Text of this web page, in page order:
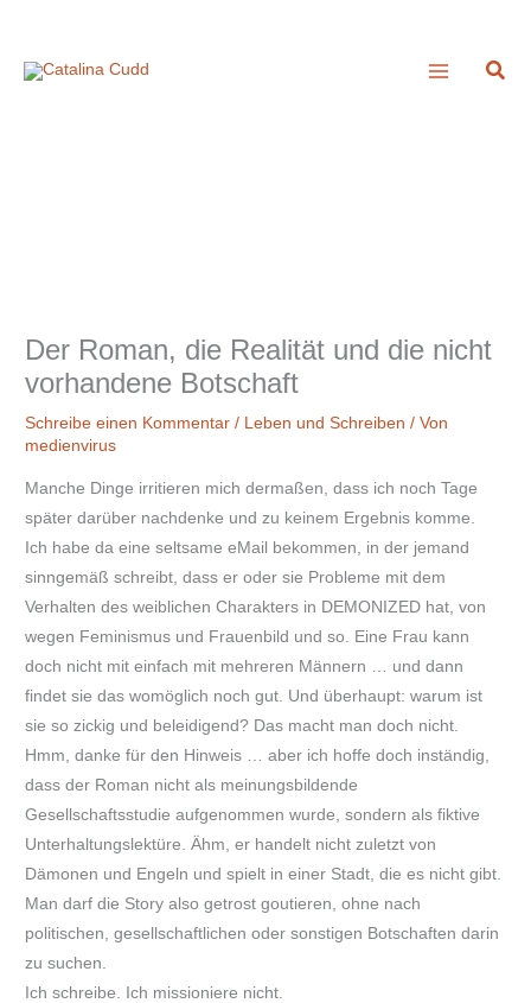
springen
Der Roman, die Realität und die nicht
vorhandene Botschaft
Schreibe einen Kommentar / Leben und Schreiben / Von
medienvirus
Manche Dinge irritieren mich dermaßen, dass ich noch Tage
später darüber nachdenke und zu keinem Ergebnis komme.
Ich habe da eine seltsame eMail bekommen, in der jemand
sinngemäß schreibt, dass er oder sie Probleme mit dem
Verhalten des weiblichen Charakters in DEMONIZED hat, von
wegen Feminismus und Frauenbild und so. Eine Frau kann
doch nicht mit einfach mit mehreren Männern … und dann
findet sie das womöglich noch gut. Und überhaupt: warum ist
sie so zickig und beleidigend? Das macht man doch nicht.
Hmm, danke für den Hinweis … aber ich hoffe doch inständig,
dass der Roman nicht als meinungsbildende
Gesellschaftsstudie aufgenommen wurde, sondern als fiktive
Unterhaltungslektüre. Ähm, er handelt nicht zuletzt von
Dämonen und Engeln und spielt in einer Stadt, die es nicht gibt.
Man darf die Story also getrost goutieren, ohne nach
politischen, gesellschaftlichen oder sonstigen Botschaften darin
zu suchen.
Ich schreibe. Ich missioniere nicht.
c